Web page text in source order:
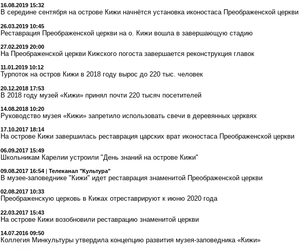
16.08.2019 15:32
В середине сентября на острове Кижи начнётся установка иконостаса Преображенской церкви
26.03.2019 10:45
Реставрация Преображенской церкви на о. Кижи вошла в завершающую стадию
27.02.2019 20:00
На Преображенской церкви Кижского погоста завершается реконструкция главок
11.01.2019 10:12
Турпоток на остров Кижи в 2018 году вырос до 220 тыс. человек
20.12.2018 17:53
В 2018 году музей «Кижи» принял почти 220 тысяч посетителей
14.08.2018 10:20
Руководство музея «Кижи» запретило использовать свечи в деревянных церквях
17.10.2017 18:14
На острове Кижи завершилась реставрация царских врат иконостаса Преображенской церкви
06.09.2017 15:49
Школьникам Карелии устроили "День знаний на острове Кижи"
09.08.2017 16:54 | Телеканал "Культура"
В музее-заповеднике "Кижи" идет реставрация знаменитой Преображенской церкви
02.08.2017 10:33
Преображенскую церковь в Кижах отреставрируют к июню 2020 года
22.03.2017 15:43
На острове Кижи возобновили реставрацию знаменитой церкви
14.07.2016 09:50
Коллегия Минкультуры утвердила концепцию развития музея-заповедника «Кижи»